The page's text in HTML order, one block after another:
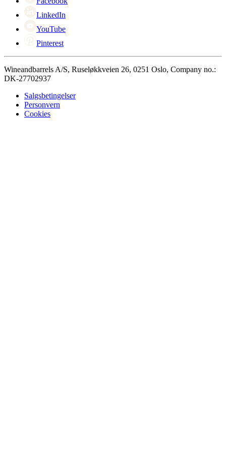
LinkedIn
YouTube
Pinterest
Wineandbarrels A/S, Ruseløkkveien 26, 0251 Oslo, Company no.:
DK-27702937
Salgsbetingelser
Personvern
Cookies